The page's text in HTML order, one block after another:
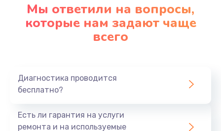
Мы ответили на вопросы,
которые нам задают чаще
всего
Диагностика проводится
бесплатно?
Есть ли гарантия на услуги
ремонта и на используемые